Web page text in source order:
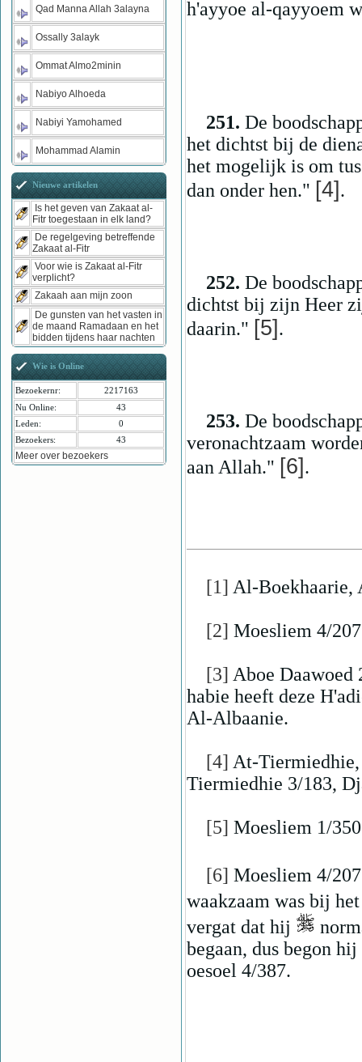
h'ayyoe al-qayyoem
251. De
het dichtst bij de
het mogelijk is om
dan onder hen." [4].
252. De
dichtst bij zijn Heer
daarin." [5].
253. De
veronachtzaam
aan Allah." [6].
[1] Al-Boekhaarie,
[2] Moesliem 4/
[3] Aboe
habie heeft deze
Al-Albaanie.
[4] At-
Tiermiedhie 3/183,
[5] Moesliem 1/
[6] Moesliem 4/
waakzaam was bij
vergat dat hij
begaan, dus begon
oesoel 4/387.
Qad Manna Allah 3alayna
Ossally 3alayk
Ommat Almo2minin
Nabiyo Alhoeda
Nabiyi Yamohamed
Mohammad Alamin
Nieuwe artikelen
Is het geven van Zakaat al-
Fitr toegestaan in elk land?
De regelgeving betreffende
Zakaat al-Fitr
Voor wie is Zakaat al-Fitr
verplicht?
Zakaah aan mijn zoon
De gunsten van het vasten in
de maand Ramadaan en het
bidden tijdens haar nachten
Wie is Online
Bezoekernr:
2217163
Nu Online:
43
Leden:
0
Bezoekers:
43
Meer over bezoekers